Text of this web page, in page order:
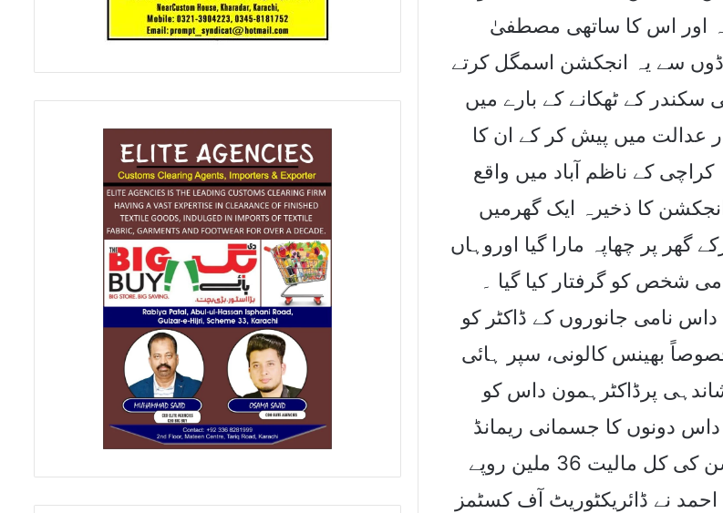
وہ اور اس کا ساتھی مصطفیٰ
سے یہ انجکشن اسمگل کرتے
کے ٹھکانے کے بارے میں
عدالت میں پیش کر کے ان کا
کے ناظم آباد میں واقع
کا ذخیرہ ایک گھرمیں
پر چھاپہ مارا گیا اوروہاں
نامی شخص کو گرفتار کیا گیا ۔
نامی جانوروں کے ڈاکٹر کو
بھینس کالونی، سپر ہائی
پرڈاکٹرہمون داس کو
دونوں کا جسمانی ریمانڈ
حاصل کر لیا گیا ہے۔ ضبط کیے گئے تقریباً 13,000 انجکشن کی کل مالیت 36 ملین روپے
نے ڈائریکٹوریٹ آف کسٹمز